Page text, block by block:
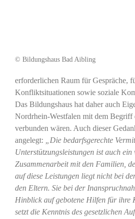
© Bildungshaus Bad Aibling
erforderlichen Raum für Gespräche,
Konfliktsituationen sowie soziale
Das Bildungshaus hat daher auch
Nordrhein-Westfalen mit dem Begriff
verbunden wären. Auch dieser
angelegt:
„Die bedarfsgerechte
Unterstützungsleistungen ist auch
Zusammenarbeit mit den Familien,
auf diese Leistungen liegt nicht bei
den Eltern. Sie bei der
Hinblick auf gebotene Hilfen für ihre
setzt die Kenntnis des gesetzlichen